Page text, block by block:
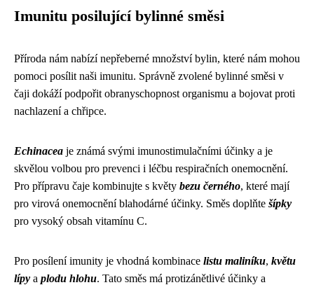
Imunitu posilující bylinné směsi
Příroda nám nabízí nepřeberné množství bylin, které nám mohou
pomoci posílit naši imunitu. Správně zvolené bylinné směsi v
čaji dokáží podpořit obranyschopnost organismu a bojovat proti
nachlazení a chřipce.
Echinacea je známá svými imunostimulačními účinky a je
skvělou volbou pro prevenci i léčbu respiračních onemocnění.
Pro přípravu čaje kombinujte s květy bezu černého, které mají
pro virová onemocnění blahodárné účinky. Směs doplňte šípky
pro vysoký obsah vitamínu C.
Pro posílení imunity je vhodná kombinace listu maliníku, květu
lípy a plodu hlohu. Tato směs má protizánětlivé účinky a